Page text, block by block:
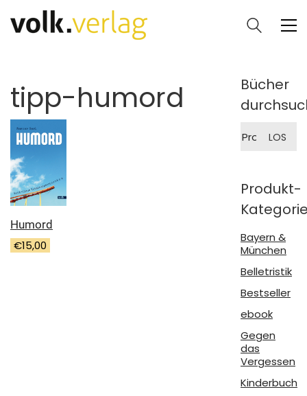
tipp-humord
Humord
€15,00
Bücher
nach:
LOS
Produkt-
Bayern &
München
Belletristik
Bestseller
ebook
Gegen
das
Vergessen
Kinderbuch